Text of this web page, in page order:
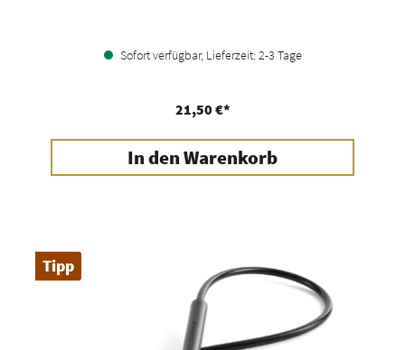
Sofort verfügbar, Lieferzeit: 2-3 Tage
21,50 €*
In den Warenkorb
Tipp